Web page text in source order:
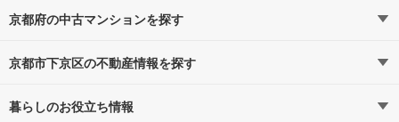
京都府の中古マンションを探す
路線・駅から探す
通勤・通学時間から探す
京都市下京区の不動産情報を探す
不動産・住宅
暮らしのお役立ち情報